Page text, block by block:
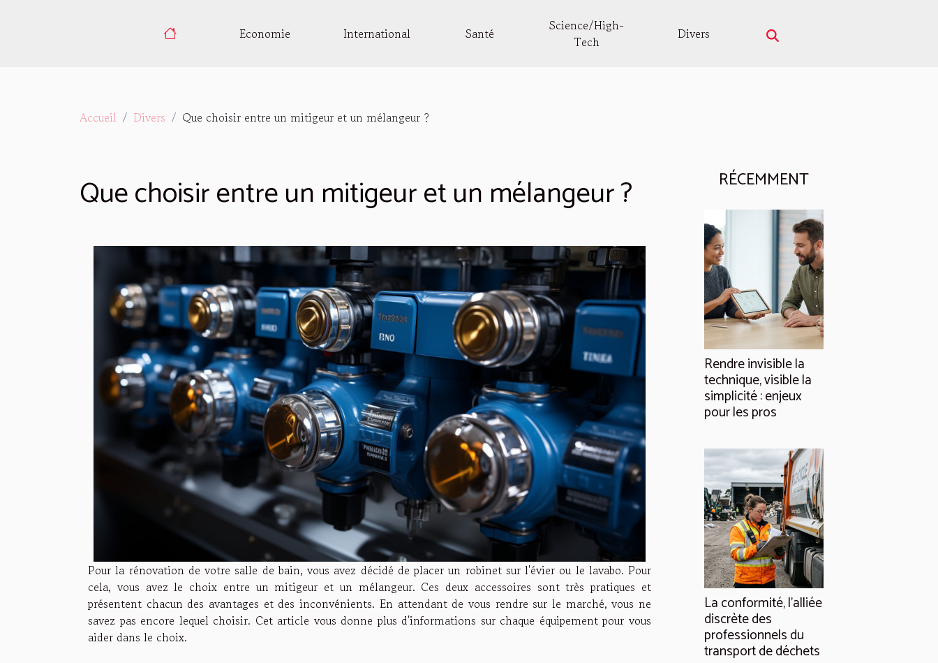
Economie International Santé
Science/High-
Tech
Divers
Accueil Divers Que choisir entre un mitigeur et un mélangeur ?
Que choisir entre un mitigeur et un mélangeur ?
Pour la rénovation de votre salle de bain, vous avez décidé de placer un robinet sur l'évier ou le lavabo. Pour
cela, vous avez le choix entre un mitigeur et un mélangeur. Ces deux accessoires sont très pratiques et
présentent chacun des avantages et des inconvénients. En attendant de vous rendre sur le marché, vous ne
savez pas encore lequel choisir. Cet article vous donne plus d'informations sur chaque équipement pour vous
aider dans le choix.
RÉCEMMENT
Rendre invisible la
technique, visible la
simplicité : enjeux
pour les pros
La conformité, l'alliée
discrète des
professionnels du
transport de déchets